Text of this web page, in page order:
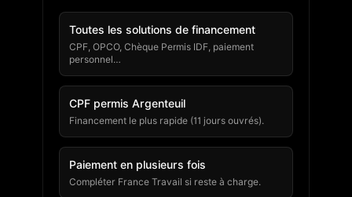
Toutes les solutions de financement
CPF, OPCO, Chèque Permis IDF, paiement
personnel…
CPF permis Argenteuil
Financement le plus rapide (11 jours ouvrés).
Paiement en plusieurs fois
Compléter France Travail si reste à charge.